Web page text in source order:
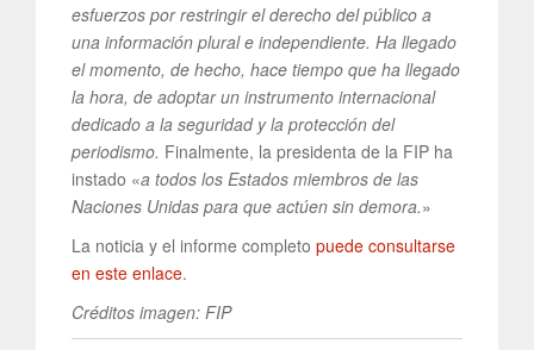
esfuerzos por restringir el derecho del público a
una información plural e independiente. Ha llegado
el momento, de hecho, hace tiempo que ha llegado
la hora, de adoptar un instrumento internacional
dedicado a la seguridad y la protección del
periodismo. Finalmente, la presidenta de la FIP ha
instado «a todos los Estados miembros de las
Naciones Unidas para que actúen sin demora.»
La noticia y el informe completo puede consultarse
en este enlace.
Créditos imagen: FIP